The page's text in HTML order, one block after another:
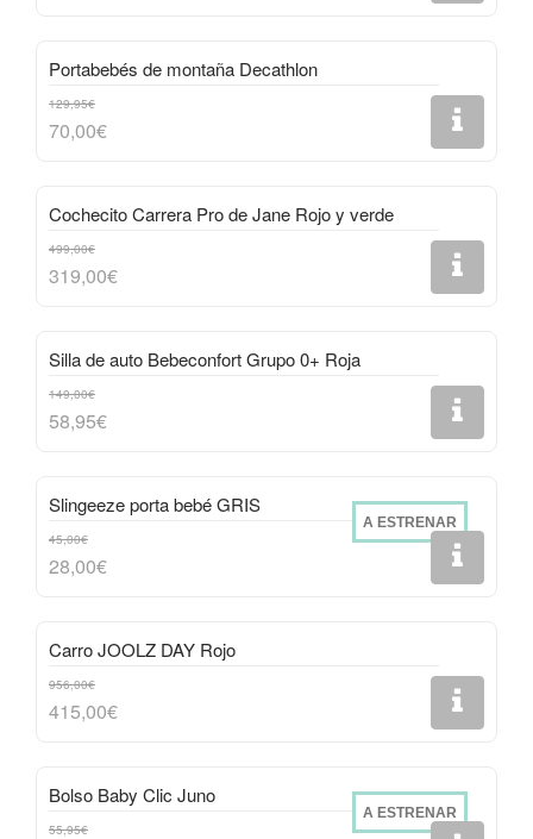
Portabebés de montaña Decathlon
129,95€
70,00€
Cochecito Carrera Pro de Jane Rojo y verde
499,00€
319,00€
Silla de auto Bebeconfort Grupo 0+ Roja
149,00€
58,95€
Slingeeze porta bebé GRIS
A ESTRENAR
45,00€
28,00€
Carro JOOLZ DAY Rojo
956,00€
415,00€
Bolso Baby Clic Juno
A ESTRENAR
55,95€